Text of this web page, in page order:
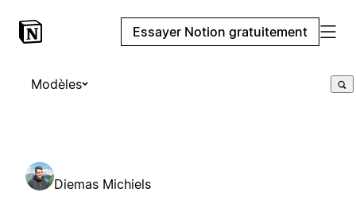
Essayer Notion gratuitement
Modèles
Diemas Michiels